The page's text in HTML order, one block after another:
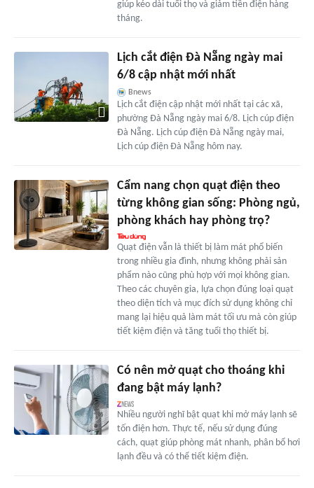
giúp kéo dài tuổi thọ và giảm tiền điện hàng
tháng.
Lịch cắt điện Đà Nẵng ngày mai
6/8 cập nhật mới nhất
Bnews
Lịch cắt điện cập nhật mới nhất tại các xã,
phường Đà Nẵng ngày mai 6/8. Lịch cúp điện
Đà Nẵng. Lịch cúp điện Đà Nẵng ngày mai,
Lịch cúp điện Đà Nẵng hôm nay.
Cẩm nang chọn quạt điện theo
từng không gian sống: Phòng ngủ,
phòng khách hay phòng trọ?
Quạt điện vẫn là thiết bị làm mát phổ biến
trong nhiều gia đình, nhưng không phải sản
phẩm nào cũng phù hợp với mọi không gian.
Theo các chuyên gia, lựa chọn đúng loại quạt
theo diện tích và mục đích sử dụng không chỉ
mang lại hiệu quả làm mát tối ưu mà còn giúp
tiết kiệm điện và tăng tuổi thọ thiết bị.
Có nên mở quạt cho thoáng khi
đang bật máy lạnh?
Nhiều người nghĩ bật quạt khi mở máy lạnh sẽ
tốn điện hơn. Thực tế, nếu sử dụng đúng
cách, quạt giúp phòng mát nhanh, phân bổ hơi
lạnh đều và có thể tiết kiệm điện.